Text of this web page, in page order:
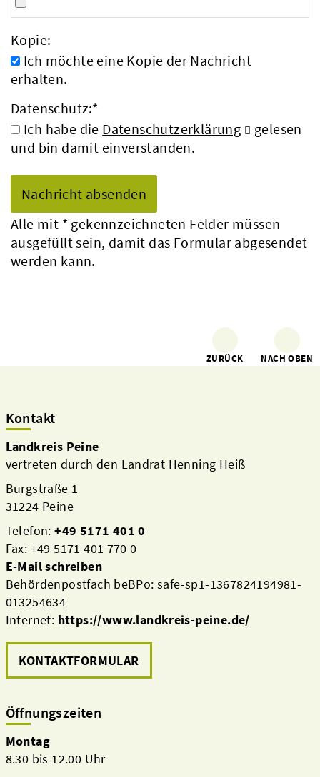
Kopie:
Ich möchte eine Kopie der Nachricht
erhalten.
Datenschutz:*
Ich habe die Datenschutzerklärung
gelesen
und bin damit einverstanden.
Alle mit * gekennzeichneten Felder müssen
ausgefüllt sein, damit das Formular abgesendet
werden kann.
ZURÜCK NACH OBEN
Kontakt
Landkreis Peine
vertreten durch den Landrat Henning Heiß
Burgstraße 1
31224 Peine
Telefon:+49 5171 401 0
Fax: +49 5171 401 770 0
E-Mail schreiben
Behördenpostfach beBPo: safe-sp1-1367824194981-
013254634
Internet: https://www.landkreis-peine.de/
KONTAKTFORMULAR
Öffnungszeiten
Montag
8.30 bis 12.00 Uhr